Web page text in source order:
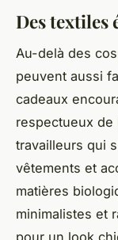
Des textiles
Au-delà des
peuvent aussi
cadeaux
respectueux
travailleurs qui
vêtements et
matières
minimalistes et